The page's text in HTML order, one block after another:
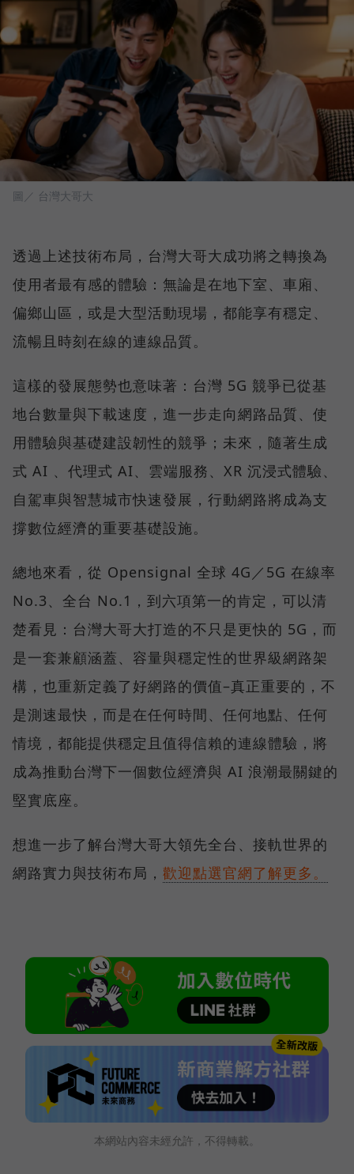
圖／ 台灣大哥大
透過上述技術布局，台灣大哥大成功將之轉換為
使用者最有感的體驗：無論是在地下室、車廂、
偏鄉山區，或是大型活動現場，都能享有穩定、
流暢且時刻在線的連線品質。
這樣的發展態勢也意味著：台灣 5G 競爭已從基
地台數量與下載速度，進一步走向網路品質、使
用體驗與基礎建設韌性的競爭；未來，隨著生成
式 AI 、代理式 AI、雲端服務、XR 沉浸式體驗、
自駕車與智慧城市快速發展，行動網路將成為支
撐數位經濟的重要基礎設施。
總地來看，從 Opensignal 全球 4G／5G 在線率
No.3、全台 No.1，到六項第一的肯定，可以清
楚看見：台灣大哥大打造的不只是更快的 5G，而
是一套兼顧涵蓋、容量與穩定性的世界級網路架
構，也重新定義了好網路的價值–真正重要的，不
是測速最快，而是在任何時間、任何地點、任何
情境，都能提供穩定且值得信賴的連線體驗，將
成為推動台灣下一個數位經濟與 AI 浪潮最關鍵的
堅實底座。
想進一步了解台灣大哥大領先全台、接軌世界的
網路實力與技術布局， 歡迎點選官網了解更多。
本網站內容未經允許，不得轉載。